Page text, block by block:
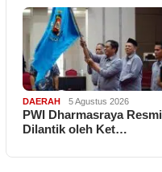
DAERAH 5 Agustus 2026
PWI Dharmasraya Resmi
Dilantik oleh Ket…